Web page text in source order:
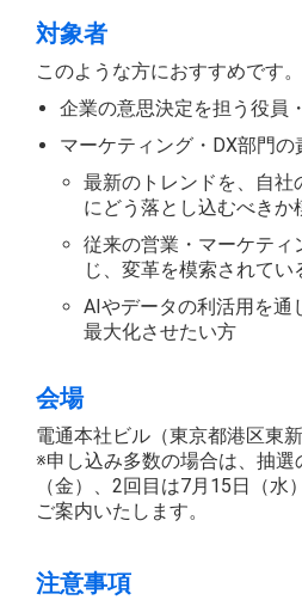
対象者
このような方におすすめです。
企業の意思決定を担う役員
マーケティング・DX部門
最新のトレンドを、自社
にどう落とし込むべきか
従来の営業・マーケティ
じ、変革を模索されてい
AIやデータの利活用を通
最大化させたい方
会場
電通本社ビル（東京都港区東新
※申し込み多数の場合は、抽選
（金）、2回目は7月15日（水
ご案内いたします。
注意事項